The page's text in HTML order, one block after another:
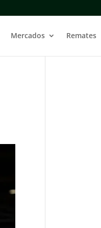
Mercados Remates